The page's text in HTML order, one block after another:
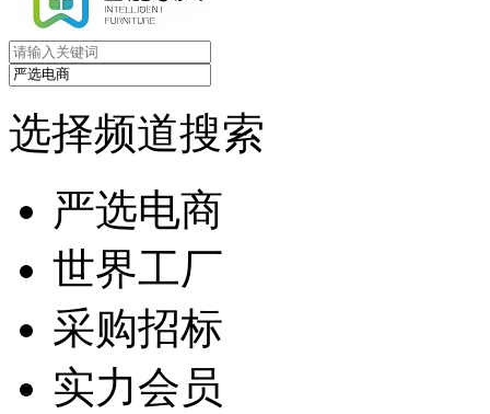
选择频道搜索
严选电商
世界工厂
采购招标
实力会员